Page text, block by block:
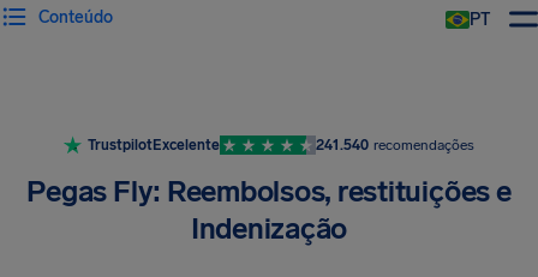
PT
Conteúdo
TrustpilotExcelente 241.540 recomendações
Pegas Fly: Reembolsos, restituições e
Indenização